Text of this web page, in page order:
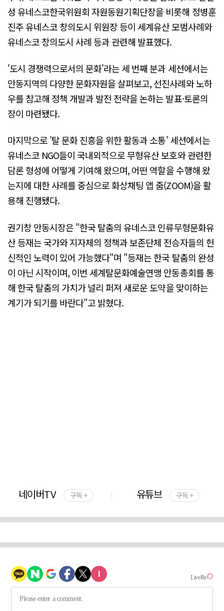
성 유네스코한국위원회 자원동원기획단장을 비롯해 정병훈
진주 유네스코 창의도시 위원장 등이 세계유산 모범사례와
유네스코 창의도시 사례 등과 관련해 발표했다.
'도시 경쟁력으로서의 문화'라는 세 번째 분과 세션에서는
안동지역의 다양한 문화자원을 살펴보고, 선진사례와 노하
우를 참고해 정책 개발과 발전 전략을 논하는 발표·토론의
장이 마련됐다.
마지막으로 '탈 문화 진흥을 위한 활동과 소통' 세션에서는
유네스코 NGO들이 국내외적으로 무형유산 보호와 관련한
담론 형성에 어떻게 기여해 왔으며, 어떤 역할을 수행해 왔
는지에 대한 사례를 중심으로 화상채팅 앱 줌(ZOOM)을 활
용해 진행됐다.
권기창 안동시장은 "한국 탈춤의 유네스코 인류무형문화유
산 등재는 국가와 지자체의 정책과 보존단체 전승자들의 헌
신적인 노력이 있어 가능했다"며 "등재는 한국 탈춤의 완성
이 아닌 시작이며, 이번 세계탈문화예술연맹 안동총회를 통
해 한국 탈춤의 가치가 널리 퍼져 새로운 도약을 맞이하는
계기가 되기를 바란다"고 밝혔다.
네이버TV 구독 + 유튜브 구독 +